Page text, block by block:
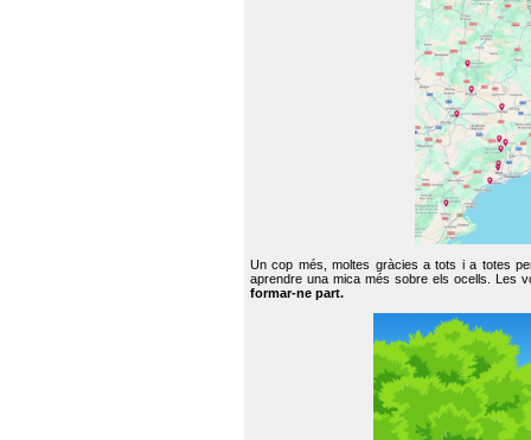
Un cop més, moltes gràcies a tots i a totes
aprendre una mica més sobre els ocells. Les
formar-ne part.